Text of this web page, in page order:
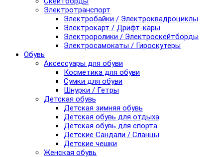
Электротранспорт
Электробайки / Электроквадроциклы
Электрокарт / Дрифт-кары
Электроролики / Электроскейтборды
Электросамокаты / Гироскутеры
Обувь
Аксессуары для обуви
Косметика для обуви
Сумки для обуви
Шнурки / Гетры
Детская обувь
Детская зимняя обувь
Детская обувь для отдыха
Детская обувь для спорта
Детские Сандали / Сланцы
Детские чешки
Женская обувь